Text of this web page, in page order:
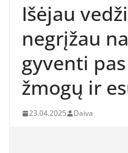
Išėjau
negrįžau
gyventi
žmogų ir
23.04.2025 Daiva